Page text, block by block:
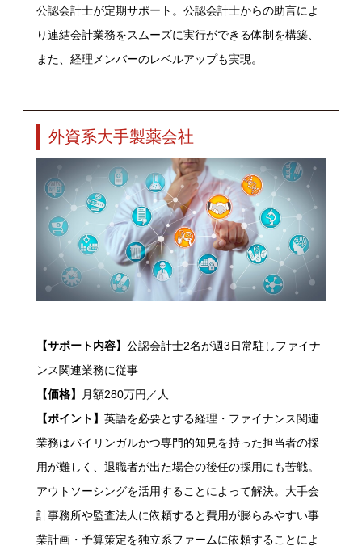
公認会計士が定期サポート。公認会計士からの助言によ
り連結会計業務をスムーズに実行ができる体制を構築、
また、経理メンバーのレベルアップも実現。
外資系大手製薬会社
【サポート内容】 公認会計士2名が週3日常駐しファイナ
ンス関連業務に従事
【価格】
月額280万円／人
【ポイント】 英語を必要とする経理・ファイナンス関連
業務はバイリンガルかつ専門的知見を持った担当者の採
用が難しく、退職者が出た場合の後任の採用にも苦戦。
アウトソーシングを活用することによって解決。大手会
計事務所や監査法人に依頼すると費用が膨らみやすい事
業計画・予算策定を独立系ファームに依頼することによ